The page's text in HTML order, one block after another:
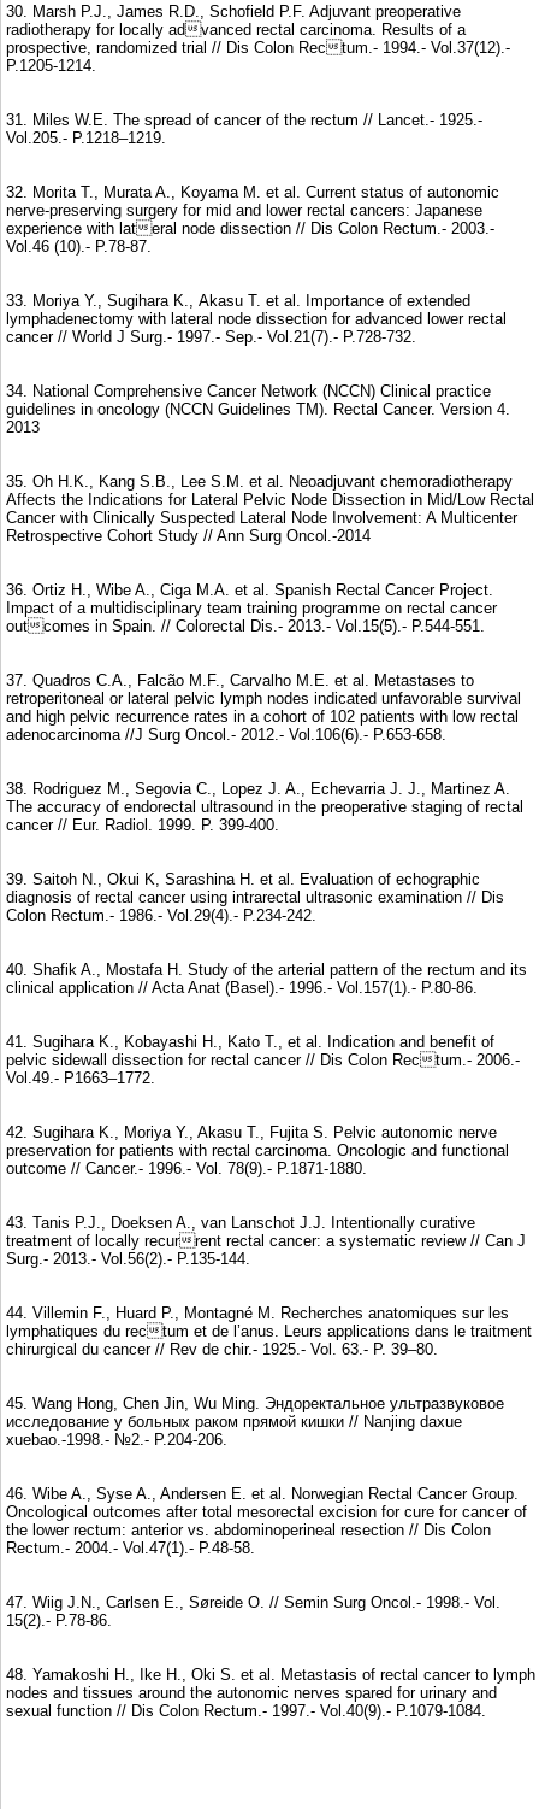
30. Marsh P.J., James R.D., Schofield P.F. Adjuvant preoperative
radiotherapy for locally advanced rectal carcinoma. Results of a
prospective, randomized trial // Dis Colon Rectum.- 1994.- Vol.37(12).-
P.1205-1214.
31. Miles W.E. The spread of cancer of the rectum // Lancet.- 1925.-
Vol.205.- P.1218–1219.
32. Morita T., Murata A., Koyama M. et al. Current status of autonomic
nerve-preserving surgery for mid and lower rectal cancers: Japanese
experience with lateral node dissection // Dis Colon Rectum.- 2003.-
Vol.46 (10).- P.78-87.
33. Moriya Y., Sugihara K., Akasu T. et al. Importance of extended
lymphadenectomy with lateral node dissection for advanced lower rectal
cancer // World J Surg.- 1997.- Sep.- Vol.21(7).- P.728-732.
34. National Comprehensive Cancer Network (NCCN) Clinical practice
guidelines in oncology (NCCN Guidelines TM). Rectal Cancer. Version 4.
2013
35. Oh H.K., Kang S.B., Lee S.M. et al. Neoadjuvant chemoradiotherapy
Affects the Indications for Lateral Pelvic Node Dissection in Mid/Low Rectal
Cancer with Clinically Suspected Lateral Node Involvement: A Multicenter
Retrospective Cohort Study // Ann Surg Oncol.-2014
36. Ortiz H., Wibe A., Ciga M.A. et al. Spanish Rectal Cancer Project.
Impact of a multidisciplinary team training programme on rectal cancer
outcomes in Spain. // Colorectal Dis.- 2013.- Vol.15(5).- P.544-551.
37. Quadros C.A., Falcão M.F., Carvalho M.E. et al. Metastases to
retroperitoneal or lateral pelvic lymph nodes indicated unfavorable survival
and high pelvic recurrence rates in a cohort of 102 patients with low rectal
adenocarcinoma //J Surg Oncol.- 2012.- Vol.106(6).- P.653-658.
38. Rodriguez M., Segovia C., Lopez J. A., Echevarria J. J., Martinez A.
The accuracy of endorectal ultrasound in the preoperative staging of rectal
cancer // Eur. Radiol. 1999. P. 399-400.
39. Saitoh N., Okui K, Sarashina H. et al. Evaluation of echographic
diagnosis of rectal cancer using intrarectal ultrasonic examination // Dis
Colon Rectum.- 1986.- Vol.29(4).- P.234-242.
40. Shafik A., Mostafa H. Study of the arterial pattern of the rectum and its
clinical application // Acta Anat (Basel).- 1996.- Vol.157(1).- P.80-86.
41. Sugihara K., Kobayashi H., Kato T., et al. Indication and benefit of
pelvic sidewall dissection for rectal cancer // Dis Colon Rectum.- 2006.-
Vol.49.- P1663–1772.
42. Sugihara K., Moriya Y., Akasu T., Fujita S. Pelvic autonomic nerve
preservation for patients with rectal carcinoma. Oncologic and functional
outcome // Cancer.- 1996.- Vol. 78(9).- P.1871-1880.
43. Tanis P.J., Doeksen A., van Lanschot J.J. Intentionally curative
treatment of locally recurrent rectal cancer: a systematic review // Can J
Surg.- 2013.- Vol.56(2).- P.135-144.
44. Villemin F., Huard P., Montagné M. Recherches anatomiques sur les
lymphatiques du rectum et de l’anus. Leurs applications dans le traitment
chirurgical du cancer // Rev de chir.- 1925.- Vol. 63.- P. 39–80.
45. Wang Hong, Chen Jin, Wu Ming. Эндоректальное ультразвуковое
исследование у больных раком прямой кишки // Nanjing daxue
xuebao.-1998.- №2.- P.204-206.
46. Wibe A., Syse A., Andersen E. et al. Norwegian Rectal Cancer Group.
Oncological outcomes after total mesorectal excision for cure for cancer of
the lower rectum: anterior vs. abdominoperineal resection // Dis Colon
Reсtum.- 2004.- Vol.47(1).- P.48-58.
47. Wiig J.N., Carlsen E., Søreide O. // Semin Surg Oncol.- 1998.- Vol.
15(2).- P.78-86.
48. Yamakoshi H., Ike H., Oki S. et al. Metastasis of rectal cancer to lymph
nodes and tissues around the autonomic nerves spared for urinary and
sexual function // Dis Colon Rectum.- 1997.- Vol.40(9).- P.1079-1084.